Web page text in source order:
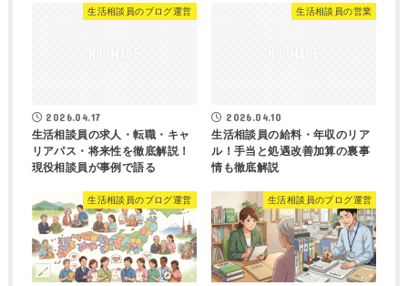
生活相談員のブログ運営
2026.04.17
生活相談員の求人・転職・キャ
リアパス・将来性を徹底解説！
現役相談員が事例で語る
生活相談員の営業
2026.04.10
生活相談員の給料・年収のリア
ル！手当と処遇改善加算の裏事
情も徹底解説
生活相談員のブログ運営 生活相談員のブログ運営